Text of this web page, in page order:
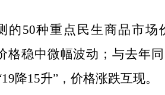
的50种重点民生商品市场
格稳中微幅波动 ；与去年
降15升” ，价格涨跌互现。